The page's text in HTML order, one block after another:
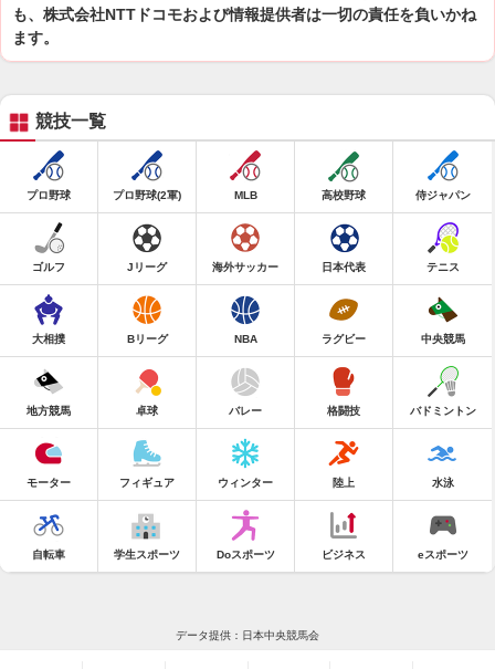
も、株式会社NTTドコモおよび情報提供者は一切の責任を負いかね
ます。
競技一覧
プロ野球 プロ野球(2軍) MLB 高校野球 侍ジャパン
ゴルフ Jリーグ 海外サッカー 日本代表 テニス
大相撲 Bリーグ NBA ラグビー 中央競馬
地方競馬 卓球 バレー 格闘技 バドミントン
モーター フィギュア ウィンター 陸上 水泳
自転車 学生スポーツ Doスポーツ ビジネス eスポーツ
データ提供：日本中央競馬会